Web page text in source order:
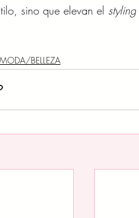
sino que elevan el styling
MODA/BELLEZA